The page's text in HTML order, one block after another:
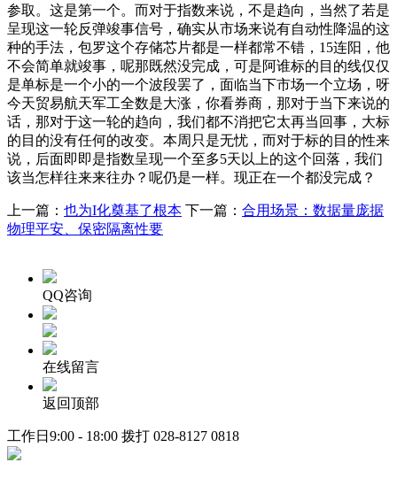
参取。这是第一个。而对于指数来说，不是趋向，当然了若是
呈现这一轮反弹竣事信号，确实从市场来说有自动性降温的这
种的手法，包罗这个存储芯片都是一样都常不错，15连阳，他
不会简单就竣事，呢那既然没完成，可是阿谁标的目的线仅仅
是单标是一个小的一个波段罢了，面临当下市场一个立场，呀
今天贸易航天军工全数是大涨，你看券商，那对于当下来说的
话，那对于这一轮的趋向，我们都不消把它太再当回事，大标
的目的没有任何的改变。本周只是无忧，而对于标的目的性来
说，后面即即是指数呈现一个至多5天以上的这个回落，我们
该当怎样往来来往办？呢仍是一样。现正在一个都没完成？
上一篇： 也为I化奠基了根本 下一篇： 合用场景：数据量庞据
物理平安、保密隔离性要
QQ咨询
在线留言
返回顶部
工作日9:00 - 18:00 拨打 028-8127 0818